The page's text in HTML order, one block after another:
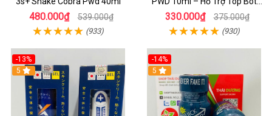
480.000₫ 539.000₫
(933)
Sung Mãn
330.000₫ 375.000₫
(930)
-13%
5
-14%
5